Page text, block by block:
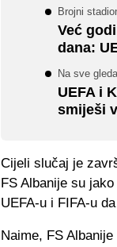
Brojni
Već
dana:
Na sve
UEFA i
smiješi
Cijeli slučaj je
FS Albanije su
UEFA-u i FIFA-u
Naime, FS